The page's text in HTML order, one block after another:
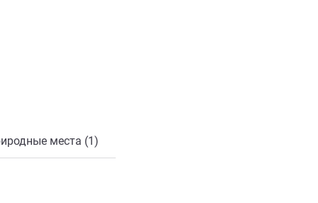
почты
места (1)